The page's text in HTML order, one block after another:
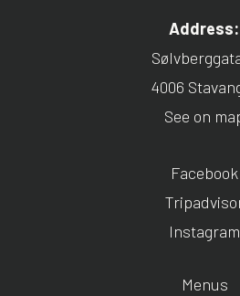
Address:
4006
See on
Facebook
Instagram
Menus